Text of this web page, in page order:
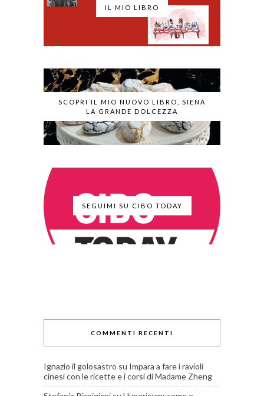
IL MIO LIBRO
SCOPRI IL MIO NUOVO LIBRO, SIENA
LA GRANDE DOLCEZZA
SEGUIMI SU CIBO TODAY
COMMENTI RECENTI
Ignazio il golosastro su Impara a fare i ravioli
cinesi con le ricette e i corsi di Madame Zheng